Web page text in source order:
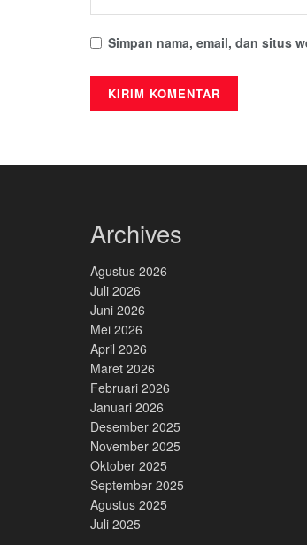
Simpan nama, email, dan situs
Archives
Agustus 2026
Juli 2026
Juni 2026
Mei 2026
April 2026
Maret 2026
Februari 2026
Januari 2026
Desember 2025
November 2025
Oktober 2025
September 2025
Agustus 2025
Juli 2025